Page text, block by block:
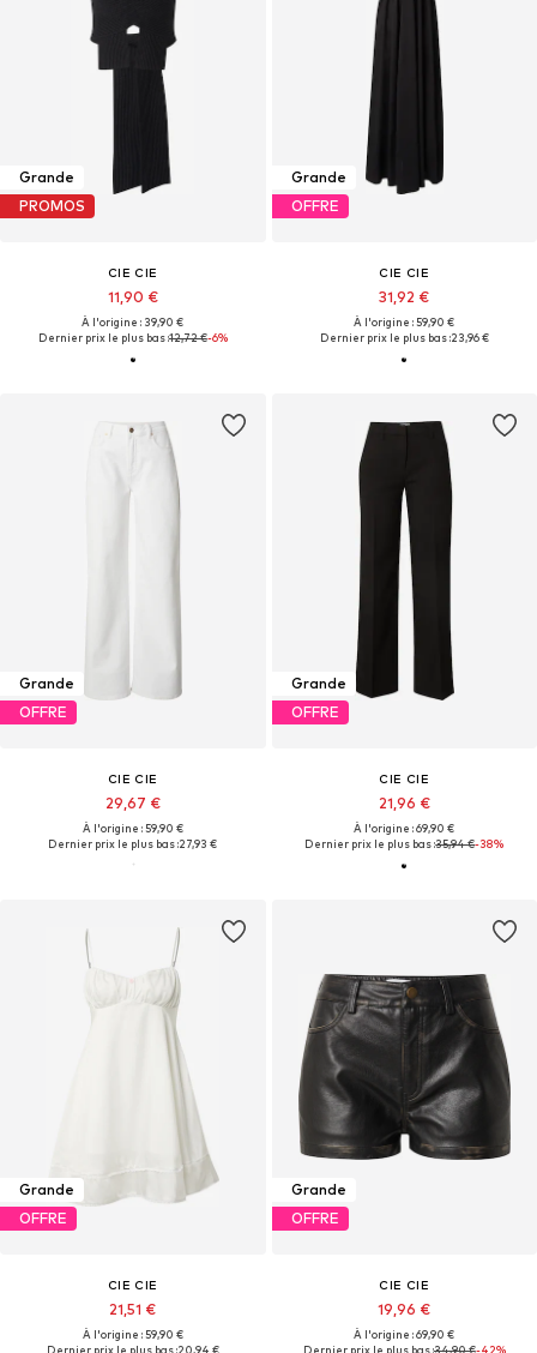
Grande
PROMOS
CIE CIE
11,90 €
À l'origine : 39,90 €
Dernier prix le plus bas :12,72 €-6%
Grande
OFFRE
CIE CIE
31,92 €
À l'origine : 59,90 €
Dernier prix le plus bas :23,96 €
Grande
OFFRE
CIE CIE
29,67 €
À l'origine : 59,90 €
Dernier prix le plus bas :27,93 €
Grande
OFFRE
CIE CIE
21,96 €
À l'origine : 69,90 €
Dernier prix le plus bas :35,94 €-38%
Grande
OFFRE
CIE CIE
21,51 €
À l'origine : 59,90 €
Dernier prix le plus bas :20,94 €
Grande
OFFRE
CIE CIE
19,96 €
À l'origine : 69,90 €
Dernier prix le plus bas :34,90 €-42%